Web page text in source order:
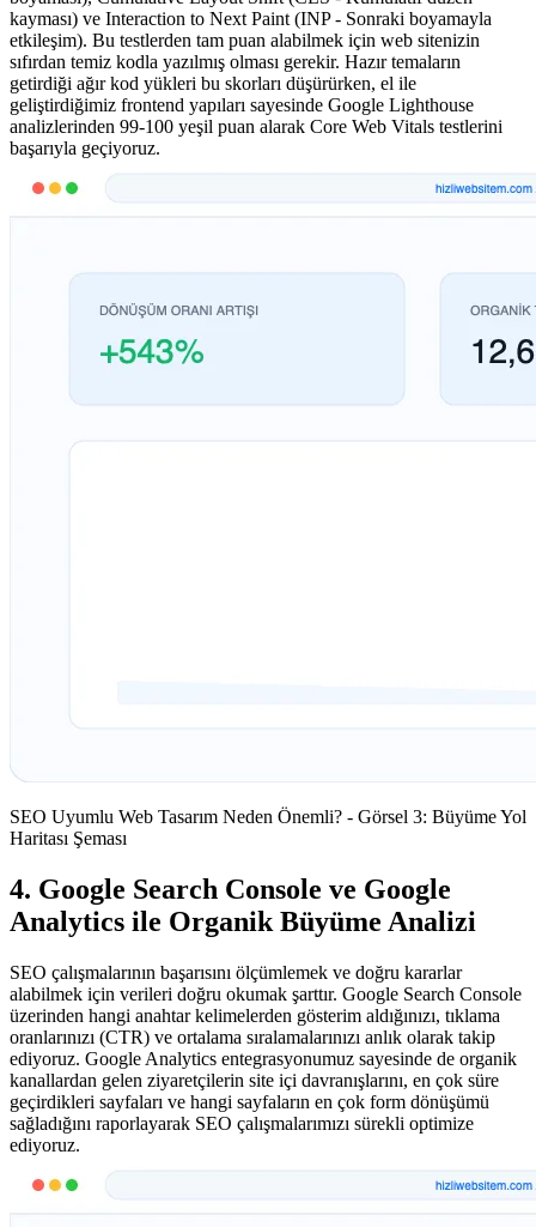
kayması) ve Interaction to Next Paint (INP - Sonraki boyamayla
etkileşim). Bu testlerden tam puan alabilmek için web sitenizin
sıfırdan temiz kodla yazılmış olması gerekir. Hazır temaların
getirdiği ağır kod yükleri bu skorları düşürürken, el ile
geliştirdiğimiz frontend yapıları sayesinde Google Lighthouse
analizlerinden 99-100 yeşil puan alarak Core Web Vitals testlerini
başarıyla geçiyoruz.
SEO Uyumlu Web Tasarım Neden Önemli? - Görsel 3: Büyüme Yol
Haritası Şeması
4. Google Search Console ve Google
Analytics ile Organik Büyüme Analizi
SEO çalışmalarının başarısını ölçümlemek ve doğru kararlar
alabilmek için verileri doğru okumak şarttır. Google Search Console
üzerinden hangi anahtar kelimelerden gösterim aldığınızı, tıklama
oranlarınızı (CTR) ve ortalama sıralamalarınızı anlık olarak takip
ediyoruz. Google Analytics entegrasyonumuz sayesinde de organik
kanallardan gelen ziyaretçilerin site içi davranışlarını, en çok süre
geçirdikleri sayfaları ve hangi sayfaların en çok form dönüşümü
sağladığını raporlayarak SEO çalışmalarımızı sürekli optimize
ediyoruz.